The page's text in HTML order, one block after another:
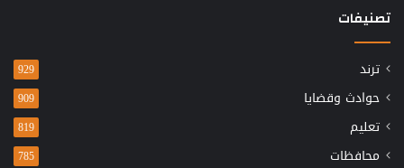
تصنيفات
ترند 929
حوادث وقضايا 909
تعليم 819
محافظات 785